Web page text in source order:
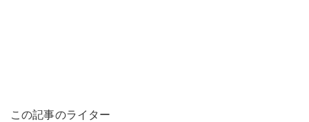
この記事のライター